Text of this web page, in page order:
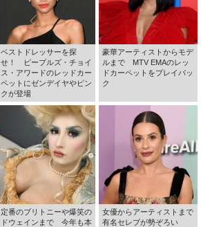
ベストドレッサーを探
せ！ ピープルズ・チョイ
ス・アワードのレッドカー
ペットにゼンデイヤやピン
クが登場
豪華アーティストからモデ
ルまで MTV EMAのレッ
ドカーペットをプレイバッ
ク
定番のブリトニーや爆笑の
ドウェインまで 今年も本
女優からアーティストまで
有名セレブが勢ぞろい